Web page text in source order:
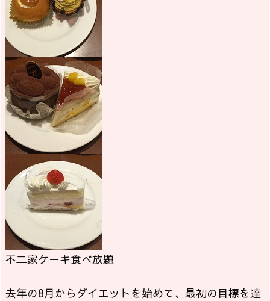
不二家ケーキ食べ放題
去年の8月からダイエットを始めて、最初の目標を達